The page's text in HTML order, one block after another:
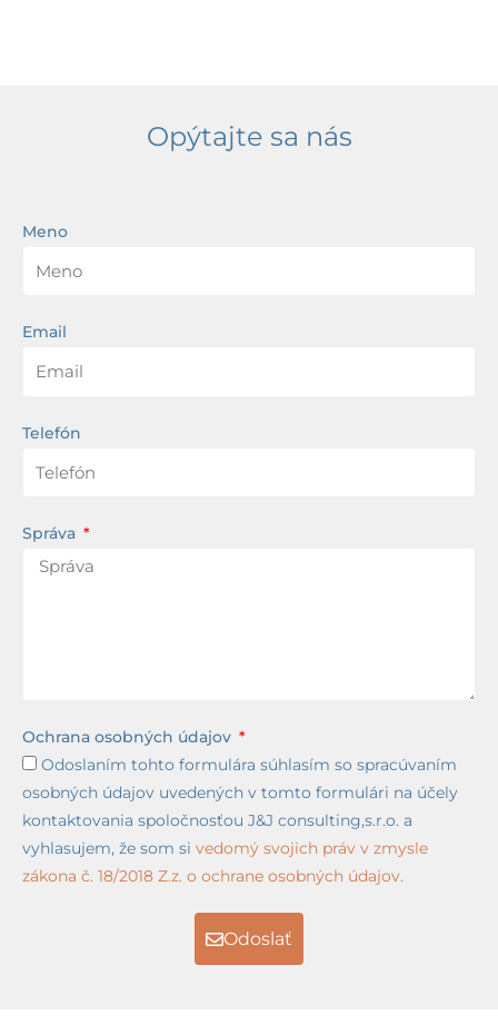
Opýtajte sa nás
Meno
Email
Telefón
Správa
Ochrana osobných údajov
Odoslaním tohto formulára súhlasím so spracúvaním
osobných údajov uvedených v tomto formulári na účely
kontaktovania spoločnosťou J&J consulting,s.r.o. a
vyhlasujem, že som si vedomý svojich práv v zmysle
zákona č. 18/2018 Z.z. o ochrane osobných údajov.
Odoslať